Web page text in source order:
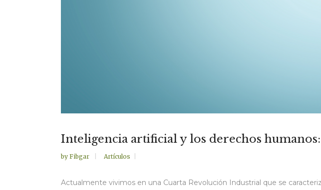
Inteligencia artificial y los derechos
by Fibgar Artículos
Actualmente vivimos en una Cuarta Revolución Industrial que se